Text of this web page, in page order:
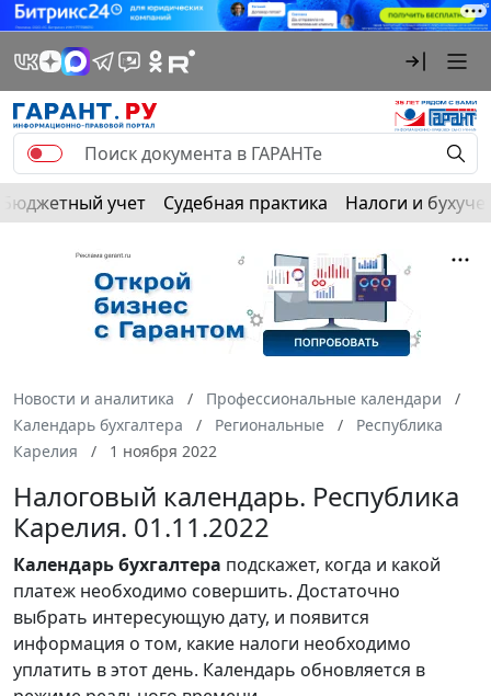
Бюджетный учет Судебная практика Налоги и
Новости и аналитика
Профессиональные календари
Календарь бухгалтера
Региональные
Республика
Карелия
1 ноября 2022
Налоговый календарь. Республика
Карелия. 01.11.2022
Календарьбухгалтера подскажет, когда и какой
платеж необходимо совершить. Достаточно
выбрать интересующую дату, и появится
информация о том, какие налоги необходимо
уплатить в этот день. Календарь обновляется в